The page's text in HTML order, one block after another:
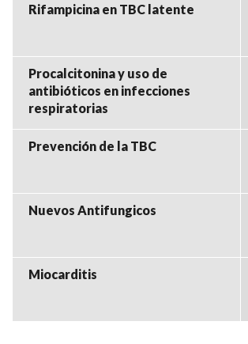
Rifampicina en TBC latente
Procalcitonina y uso de
antibióticos en infecciones
respiratorias
Prevención de la TBC
Nuevos Antifungicos
Miocarditis